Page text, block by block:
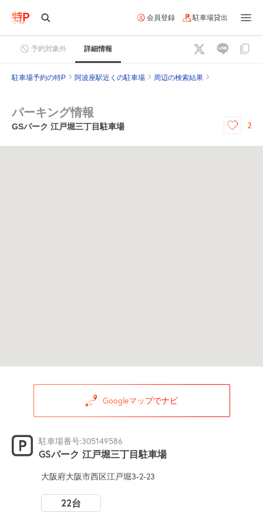
会員登録 駐車場貸出
予約対象外 詳細情報
駐車場予約の特P 阿波座駅近くの駐車場 周辺の検索結果
パーキング情報
GSパーク 江戸堀三丁目駐車場 2
Googleマップでナビ
駐車場番号:305149586
GSパーク 江戸堀三丁目駐車場
大阪府大阪市西区江戸堀3-2-23
22台